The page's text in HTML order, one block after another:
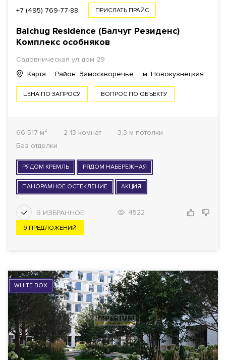
+7 (495) 769-77-88 ПРИСЛАТЬ ПРАЙС
Balchug Residence (Балчуг Резиденс)
Комплекс особняков
Садовническая ул дом 29
Карта
Район: Замоскворечье м. Новокузнецкая
ЦЕНА ПО ЗАПРОСУ ВОПРОС ПО ОБЪЕКТУ
66-517 м² 2-13 комнат
3.3 м потолки
Без отделки
РЯДОМ КРЕМЛЬ РЯДОМ НАБЕРЕЖНАЯ
ПАНОРАМНОЕ ОСТЕКЛЕНИЕ АКЦИЯ
4522
9 ПРЕДЛОЖЕНИЙ
WHITE BOX